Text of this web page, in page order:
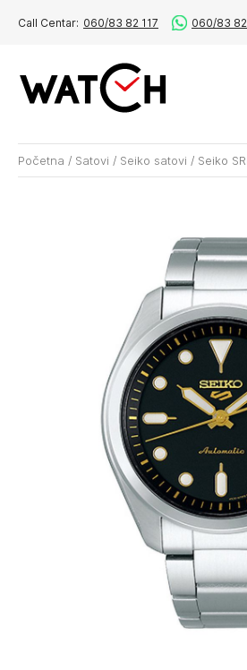
Call Centar: 060/83 82 117 060/83 82
Početna / Satovi / Seiko satovi / Seiko